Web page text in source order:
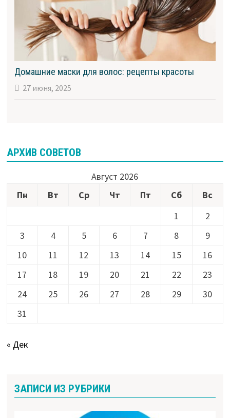
Домашние маски для волос: рецепты красоты
27 июня, 2025
АРХИВ СОВЕТОВ
Август 2026
Пн
Вт Ср Чт Пт Сб
Вс
1
2
3
4 5 6 7 8
9
10
11 12 13 14 15
16
17
18 19 20 21 22
23
24
25 26 27 28 29
30
31
« Дек
ЗАПИСИ ИЗ РУБРИКИ